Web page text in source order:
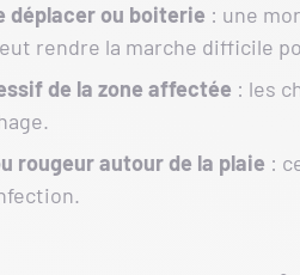
déplacer ou boiterie : une
rendre la marche difficile
de la zone affectée : les
rougeur autour de la plaie :